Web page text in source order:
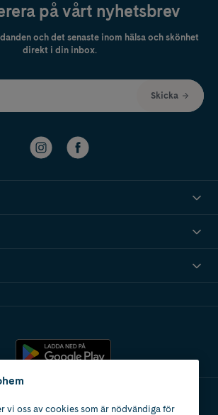
på vårt nyhetsbrev
och det senaste inom hälsa och skönhet
direkt i din inbox.
Skicka
vi oss av cookies som är nödvändiga för